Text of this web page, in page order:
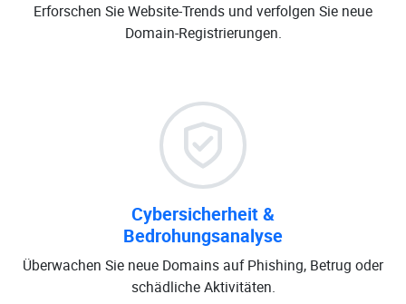
Erforschen Sie Website-Trends und verfolgen Sie neue
Domain-Registrierungen.
Cybersicherheit &
Bedrohungsanalyse
Überwachen Sie neue Domains auf Phishing, Betrug oder
schädliche Aktivitäten.